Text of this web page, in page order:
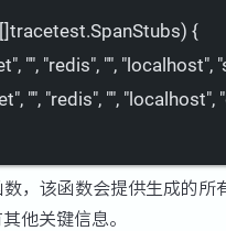
{
"", "redis", "", "localhost",
"", "redis", "", "localhost",
，该函数会提供生成的所
他关键信息。